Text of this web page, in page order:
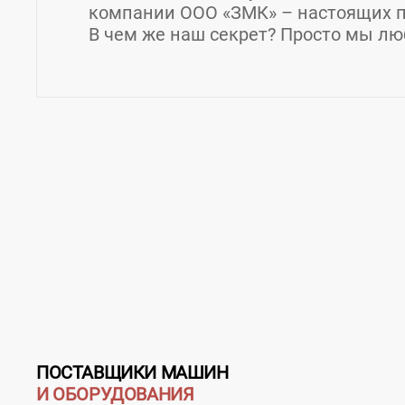
компании ООО «ЗМК» – настоящих
В чем же наш секрет? Просто мы
Ивановская область город
ПОСТАВЩИКИ МАШИН
И ОБОРУДОВАНИЯ